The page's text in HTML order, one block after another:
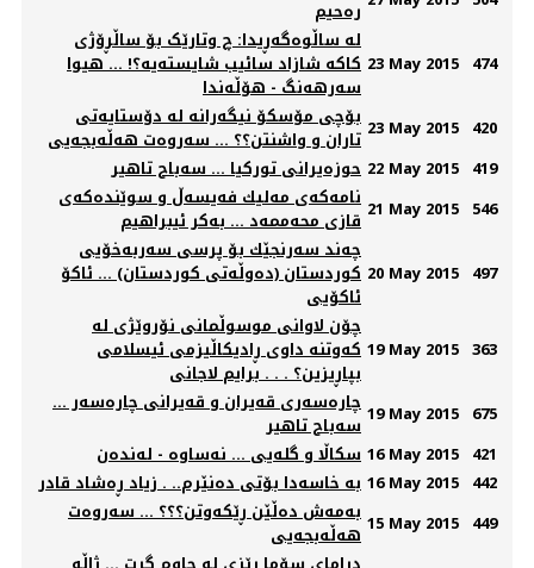
رەحیم
له‌ ساڵوه‌گه‌ڕیدا: چ وتارێک بۆ ساڵڕۆژی
کاکه‌ شازاد سائیب شایسته‌یه‌؟! ... هیوا
سه‌رهه‌نگ - هۆڵه‌ندا
23 May 2015 474
بۆچی مۆسکۆ نیگه‌رانە لە دۆستایه‌تی
تاران و واشنتن؟؟ ... سەروەت هەڵەبجەیی 23 May 2015 420
حوزەیرانی تورکیا ... ‌سەباح تاهیر 22 May 2015 419
نامەكەی مەلیك فەیسەڵ و سوێندەكەی
قازی محەممەد ... بەكر ئیبراهیم 21 May 2015 546
چه‌ند سه‌رنجێك بۆ پرسی سه‌ربه‌خۆیی
كوردستان (ده‌وڵه‌تی كوردستان) ... ئاكۆ
ئاكۆیی
20 May 2015 497
چۆن لاوانی موسوڵمانی نۆروێژی لە
کەوتنە داوی ڕادیکاڵیزمی ئیسلامی
بپاڕیزین؟ . . . برایم لاجانی
19 May 2015 363
چارەسەری قەیران ‌و ‌قەیرانی چارەسەر ...
‌سەباح تاھیر 19 May 2015 675
سکاڵا و گلەیی ... نەساوە - لەندەن 16 May 2015 421
به‌ خاسه‌دا بۆتی ده‌نێرم.. . زیاد ڕه‌شاد قادر 16 May 2015 442
به‌مه‌ش ده‌ڵێن ڕێکه‌وتن؟؟؟ ... سەروەت
هەڵەبجەیی 15 May 2015 449